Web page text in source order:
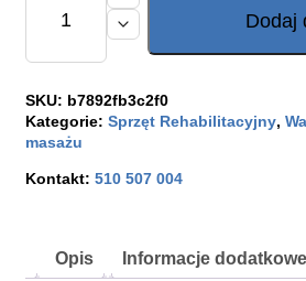
AcuCurve
Dodaj
SKU: b7892fb3c2f0
Kategorie: Sprzęt Rehabilitacyjny,
masażu
Kontakt: 510 507 004
Opis Informacje dodatkowe